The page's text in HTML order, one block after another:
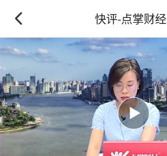
快评-点掌财经